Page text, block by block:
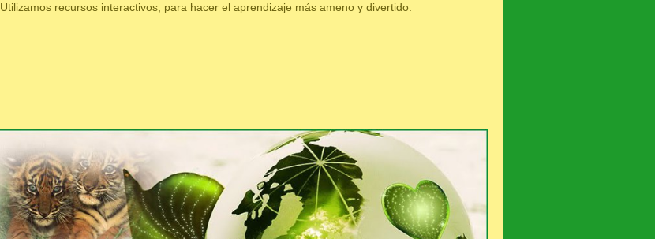
Utilizamos recursos interactivos, para hacer el aprendizaje más ameno y divertido.